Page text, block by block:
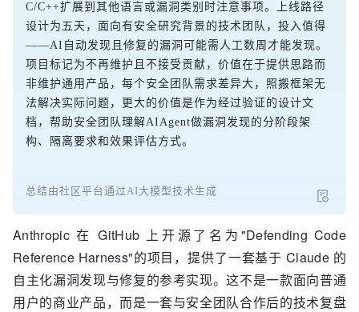
C/C++扩展到其他语言或漏洞类别时注意事项。上线路径
设计为五天，面向有安全研究背景的技术团队，投入值得
——AI自动发现且修复的漏洞可能需人工数周才能发现。
项目标记为不再维护且不接受贡献，价值在于提供思路而
非维护通用产品，每个安全团队需求差异大，照搬框架无
法解决实际问题，更大的价值是作为经过验证的设计文
档，帮助安全团队理解AIAgent做漏洞发现的分阶段架
构、隔离要求和效果评估方式。
总结由社区平台通过AI大模型技术生成
Anthropic 在 GitHub 上开源了名为"Defending Code
Reference Harness"的项目，提供了一套基于 Claude 的
自主化漏洞发现与修复的参考实现。这不是一款面向普通
用户的商业产品，而是一套与安全团队合作后的技术复盘